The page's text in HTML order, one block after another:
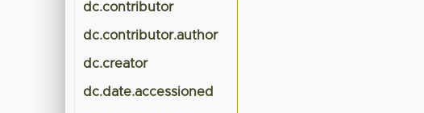
dc.contributor
dc.contributor.author
dc.creator
dc.date.accessioned